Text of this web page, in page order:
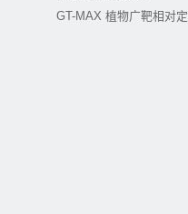
GT-MAX 植物广靶相对